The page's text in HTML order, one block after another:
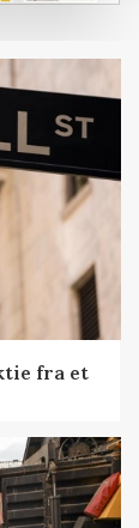
fra et